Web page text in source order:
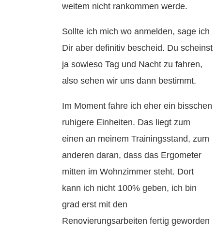
weitem nicht rankommen werde.
Sollte ich mich wo anmelden, sage ich
Dir aber definitiv bescheid. Du scheinst
ja sowieso Tag und Nacht zu fahren,
also sehen wir uns dann bestimmt.
Im Moment fahre ich eher ein bisschen
ruhigere Einheiten. Das liegt zum
einen an meinem Trainingsstand, zum
anderen daran, dass das Ergometer
mitten im Wohnzimmer steht. Dort
kann ich nicht 100% geben, ich bin
grad erst mit den
Renovierungsarbeiten fertig geworden